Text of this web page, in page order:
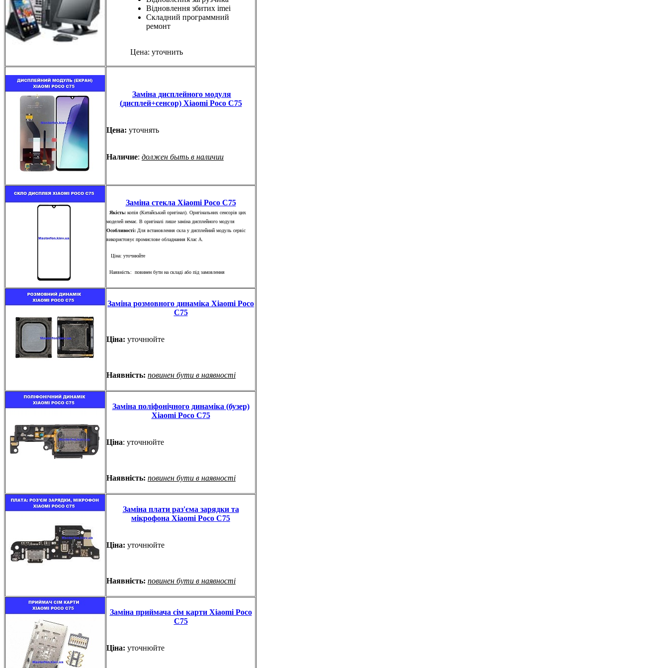
Відновлення збитих imei
Складний программний
ремонт
Цена: уточнить
Заміна дисплейного модуля
(дисплей+сенсор) Xiaomi Poco C75
Цена: уточнять
Наличие: должен быть в наличии
Заміна стекла Xiaomi Poco C75
Якість: копія (Китайський оригінал). Оригінальних сенсорів цих
моделей немає. В оригіналі лише заміна дисплейного модуля
Особливості: Для встановлення скла у дисплейний модуль сервіс
використовує промислове обладнання Клас А.
Ціна: уточнюйте
Наявність: повинен бути на складі або під замовлення
Заміна розмовного динаміка Xiaomi Poco
C75
Ціна: уточнюйте
Наявність: повинен бути в наявності
Заміна поліфонічного динаміка (бузер)
Xiaomi Poco C75
Ціна: уточнюйте
Наявність: повинен бути в наявності
Заміна плати раз'єма зарядки та
мікрофона Xiaomi Poco C75
Ціна: уточнюйте
Наявність: повинен бути в наявності
Заміна приймача сім карти Xiaomi Poco
C75
Ціна: уточнюйте